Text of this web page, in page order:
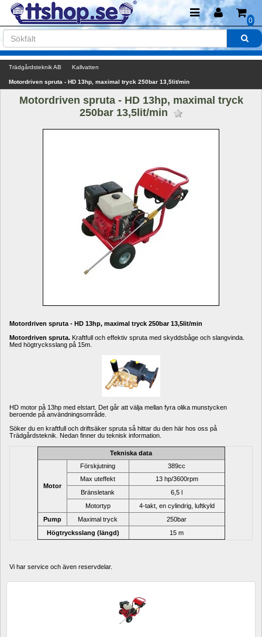
0
Trädgårdsteknik AB Kallvatten
Motordriven spruta - HD 13hp, maximal tryck 250bar 13,5lit/min
Motordriven spruta - HD 13hp, maximal tryck
250bar 13,5lit/min
Motordriven spruta - HD 13hp, maximal tryck 250bar 13,5lit/min
Motordriven spruta. Kraftfull och effektiv spruta med skyddsbåge och slangvinda.
Med högtrycksslang på 15m.
HD motor på 13hp med elstart. Det går att välja mellan fyra olika munstycken
beroende på användningsområde.
Söker du en kraftfull och driftsäker spruta så hittar du den här hos oss på
Trädgårdsteknik. Nedan finner du teknisk information.
Tekniska data
Motor
Förskjutning
389cc
Max uteffekt
13 hp/3600rpm
Bränsletank
6,5 l
Motortyp
4-takt, en cylindrig, luftkyld
Pump
Maximal tryck
250bar
Högtrycksslang (längd)
15 m
Vi har service och även reservdelar.